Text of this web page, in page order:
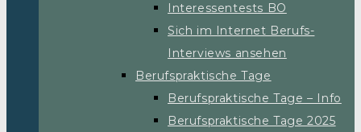
Interessentests BO
Sich im Internet Berufs-
Interviews ansehen
Berufspraktische Tage
Berufspraktische Tage – Info
Berufspraktische Tage 2025